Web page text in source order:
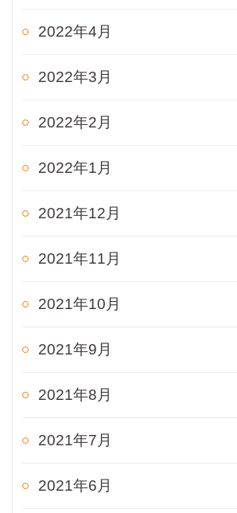
2022年4月
2022年3月
2022年2月
2022年1月
2021年12月
2021年11月
2021年10月
2021年9月
2021年8月
2021年7月
2021年6月